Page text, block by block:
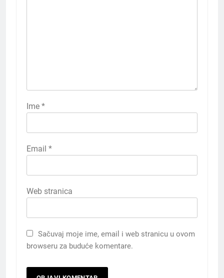
Ime *
Email *
Web stranica
Sačuvaj moje ime, email i web stranicu u ovom
browseru za buduće komentare.